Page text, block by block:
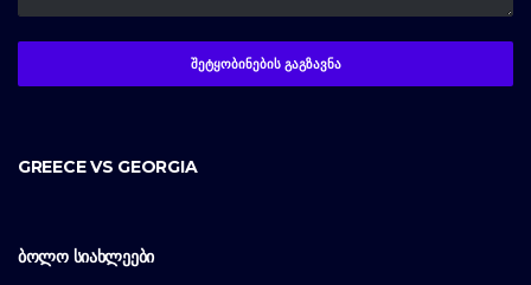
GREECE VS GEORGIA
ᲑᲝᲚᲝ ᲡᲘᲐᲮᲚᲔᲔᲑᲘ